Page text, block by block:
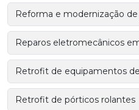
Reforma e modernização
Reparos eletromecânicos
Retrofit de equipamentos
Retrofit de pórticos rolantes